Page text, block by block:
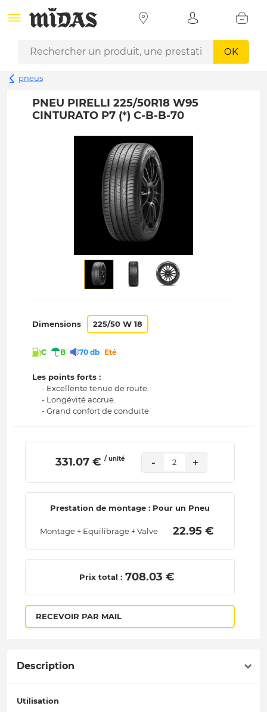
OK
pneus
PNEU PIRELLI 225/50R18 W95
CINTURATO P7 (*) C-B-B-70
Dimensions 225/50 W 18
C B 70 db Eté
Les points forts :
- Excellente tenue de route.
- Longévité accrue.
- Grand confort de conduite
331.07 € / unité - 2 +
Prestation de montage : Pour un Pneu
Montage + Equilibrage + Valve 22.95 €
Prix total : 708.03 €
RECEVOIR PAR MAIL
Description
Utilisation